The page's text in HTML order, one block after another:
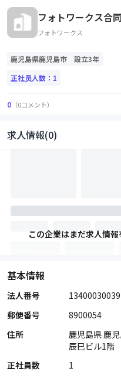
フォトワークス合
フォトワークス
鹿児島県鹿児島市
設立3年
正社员人数： 1
0 （0コメント）
求人情報(0)
この企業はまだ求人情
基本情報
法人番号
郵便番号
8900054
住所
鹿児島県 鹿
辰巳ビル1階
正社員数
1